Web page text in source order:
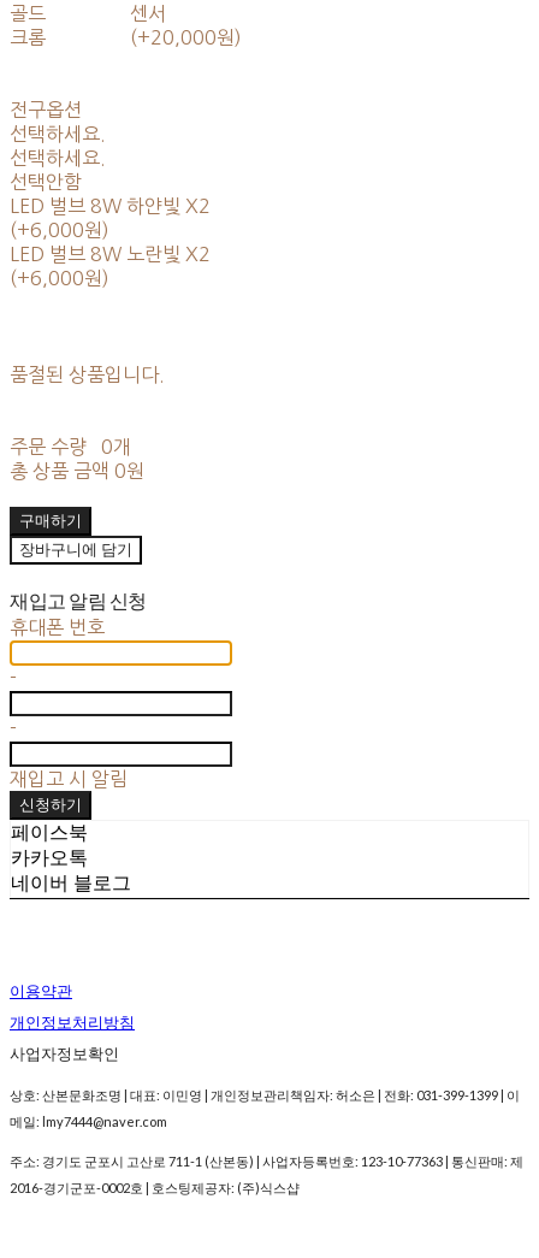
골드
크롬
센서
(+20,000원)
전구옵션
선택하세요.
선택하세요.
선택안함
LED 벌브 8W 하얀빛 X2
(+6,000원)
LED 벌브 8W 노란빛 X2
(+6,000원)
품절된 상품입니다.
주문 수량
0개
총 상품 금액 0원
구매하기
장바구니에 담기
재입고 알림 신청
휴대폰 번호
-
-
재입고 시 알림
신청하기
페이스북
카카오톡
네이버 블로그
이용약관
개인정보처리방침
사업자정보확인
상호: 산본문화조명 | 대표: 이민영 | 개인정보관리책임자: 허소은 | 전화: 031-399-1399 | 이
메일: lmy7444@naver.com
주소: 경기도 군포시 고산로 711-1 (산본동) | 사업자등록번호: 123-10-77363 | 통신판매: 제
2016-경기군포-0002호 | 호스팅제공자: (주)식스샵